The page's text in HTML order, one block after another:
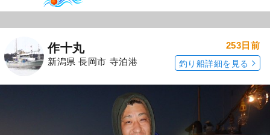
作十丸
新潟県 長岡市 寺泊港
253日前
釣り船詳細を見る